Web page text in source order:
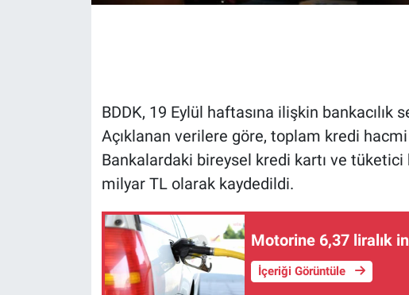
BDDK, 19 Eylül haftasına ilişkin
Açıklanan verilere göre, toplam kredi
Bankalardaki bireysel kredi kartı ve
milyar TL olarak kaydedildi.
Motorine 6,37 liralık
İçeriği Görüntüle
Koronavirüs
Kültür Sanat